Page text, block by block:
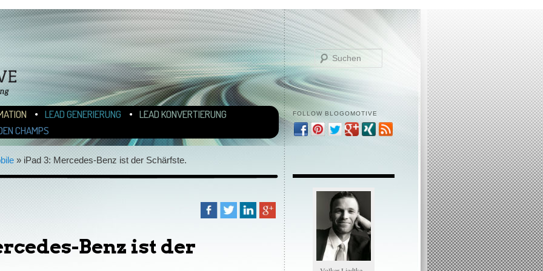
WECHSELNLEAD GENERIERUNG
LEAD KONVERTIERUNG
CHAMPS
FOLLOW BLOGOMOTIVE
» iPad 3: Mercedes-Benz ist der Schärfste.
Benz ist der